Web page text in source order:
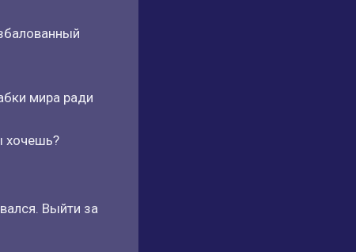
мира ради
хочешь?
Выйти за